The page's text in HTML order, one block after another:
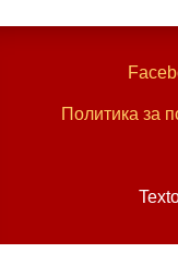
Политика за